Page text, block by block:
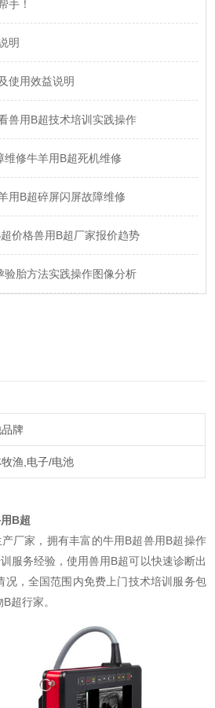
手！
明
使用效益说明
兽用B超技术培训实践操作
修牛羊用B超死机维修
用B超碎屏闪屏故障维修
价格兽用B超厂家报价趋势
验胎方法实践操作图像分析
牌
渔,电子/电池
B超
厂家，拥有丰富的牛用B超兽用B超操作
服务经验，使用兽用B超可以快速诊断出
况，全国范围内免费上门技术培训服务包
超行家。